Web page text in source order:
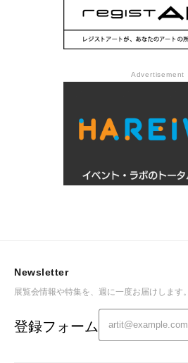
Advertisement
Newsletter
展覧会情報や特集を、週に一度お届けします。
登録フォーム